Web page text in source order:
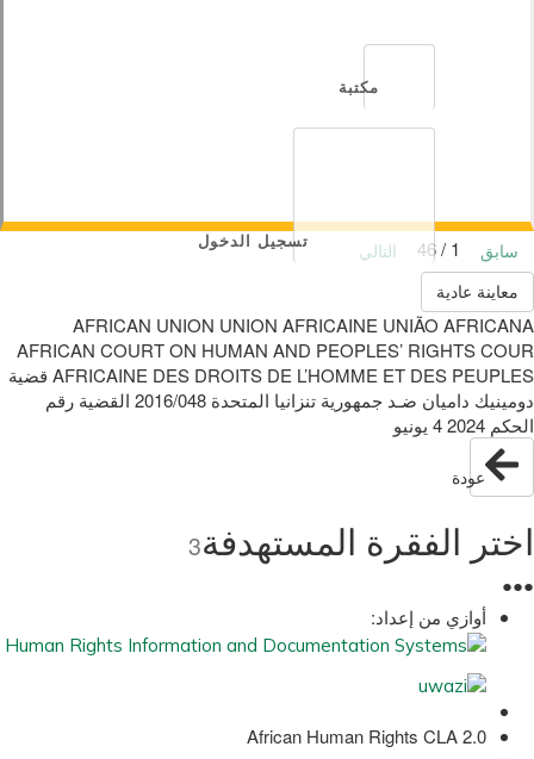
مكتبة
تسجيل الدخول سابق
التالي
معاينة عادية
AFRICAN UNION UNION AFRICAINE UNIÃO AFRICANA
AFRICAN COURT ON HUMAN AND PEOPLES’ RIGHTS COUR
‫الحكم‬ 2024 ‫ يونيو‬4
عودة
اختر الفقرة المستهدفة3
●
●
●
أوازي من إعداد:
African Human Rights CLA 2.0